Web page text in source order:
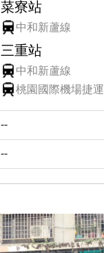
菜寮站
中和新蘆線
三重站
中和新蘆線
桃園國際機場捷運
--
--